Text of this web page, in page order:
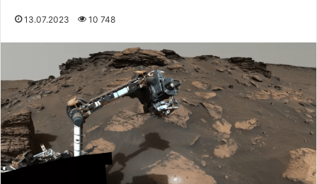
13.07.2023 10 748